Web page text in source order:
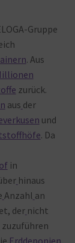
Gruppe
. Aus
zurück.
aus der
und
. Da
in
hinaus
Anzahl an
der nicht
zuzuführen